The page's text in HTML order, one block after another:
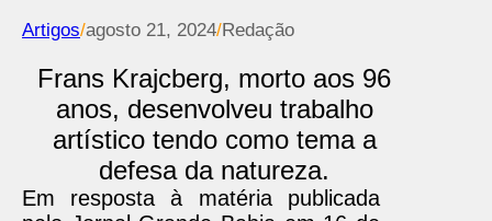
Artigos/agosto 21, 2024/Redação
Frans Krajcberg, morto aos 96
anos, desenvolveu trabalho
artístico tendo como tema a
defesa da natureza.
Em resposta à matéria publicada